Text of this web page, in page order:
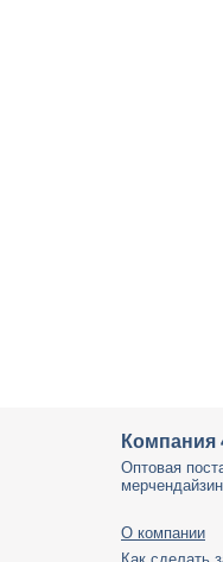
Компания
Оптовая
О компании